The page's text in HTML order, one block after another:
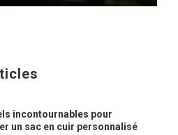
incontournables pour
un sac en cuir personnalisé